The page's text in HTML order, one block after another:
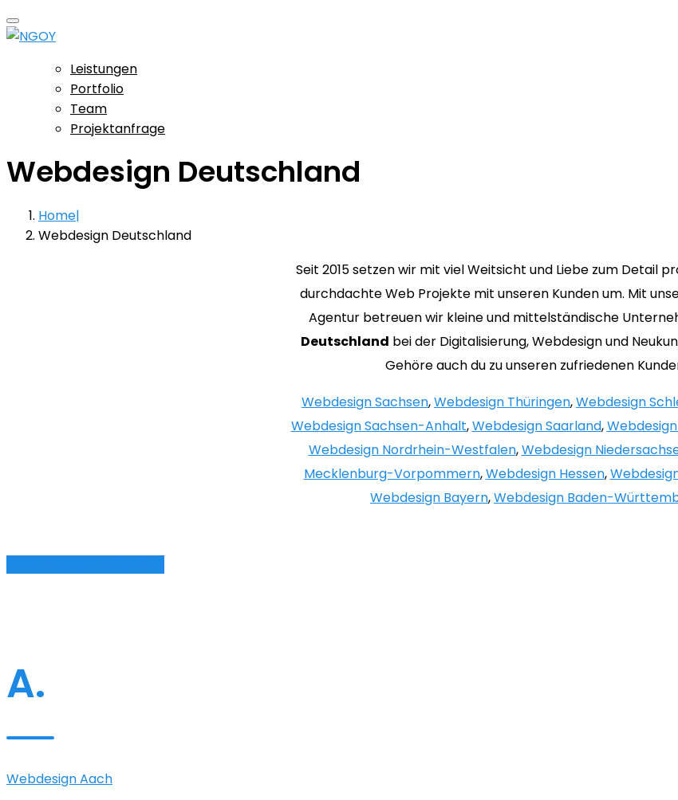
Leistungen
Portfolio
Team
Projektanfrage
Webdesign Deutschland
Home
Webdesign Deutschland
Seit 2015 setzen wir mit viel Weitsicht und Liebe zum Detail
durchdachte Web Projekte mit unseren Kunden um. Mit
Agentur betreuen wir kleine und mittelständische
Deutschland bei der Digitalisierung, Webdesign und
Gehöre auch du zu unseren zufriedenen
Webdesign Sachsen,Webdesign Thüringen,Webdesign
Webdesign Sachsen-Anhalt,Webdesign Saarland,
Webdesign Nordrhein-Westfalen,Webdesign
Mecklenburg-Vorpommern,Webdesign Hessen,
Webdesign Bayern,Webdesign Baden-
A.
Webdesign Aach